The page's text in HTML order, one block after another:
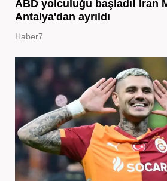
ABD yolculuğu başladı! İran
Antalya'dan ayrıldı
Haber7